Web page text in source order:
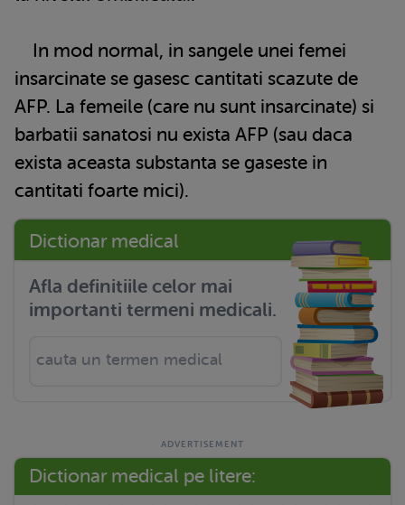
In mod normal, in sangele unei femei
insarcinate se gasesc cantitati scazute de
AFP. La femeile (care nu sunt insarcinate) si
barbatii sanatosi nu exista AFP (sau daca
exista aceasta substanta se gaseste in
cantitati foarte mici).
Dictionar medical
Afla definitiile celor mai
importanti termeni medicali.
Dictionar medical pe litere: